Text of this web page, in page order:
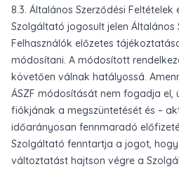
8.3. Általános Szerződési
Szolgáltató jogosult jelen Általános
Felhasználók előzetes
módosítani. A módosított
követően válnak hatályossá.
ÁSZF módosítását nem fogadja el,
fiókjának a megszüntetését és –
időarányosan fennmaradó
Szolgáltató fenntartja a jogot,
változtatást hajtson végre a